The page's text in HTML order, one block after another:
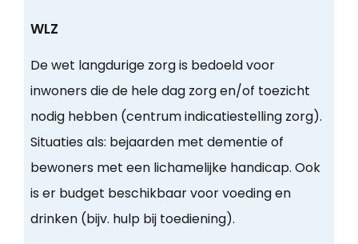
WLZ
De wet langdurige zorg is bedoeld voor
inwoners die de hele dag zorg en/of toezicht
nodig hebben (centrum indicatiestelling zorg).
Situaties als: bejaarden met dementie of
bewoners met een lichamelijke handicap. Ook
is er budget beschikbaar voor voeding en
drinken (bijv. hulp bij toediening).